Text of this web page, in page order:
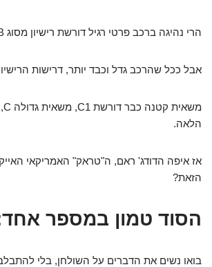
הרי נהיגה ברכב פרטי רגיל דורשת רישיון מסוג B. קל ופשוט.
אבל ככל שהרכב גדל וכבד יותר, דרישות
הלאה.
אז איפה הדודג' ראם, ה"טראק" האמריקאי
הזאת?
הסוד טמון במספר
בואו נשים את הדברים על השולחן, בלי